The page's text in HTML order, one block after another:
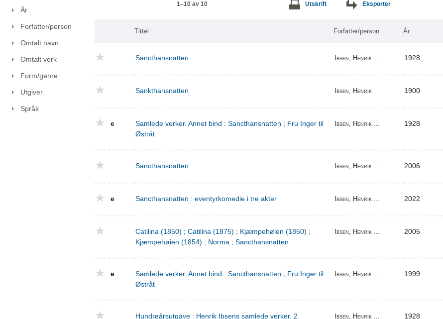
År
Forfatter/person
Omtalt navn
Omtalt verk
Form/genre
Utgiver
Språk
1–10 av 10 Utskrift Eksporter
Tittel Forfatter/person År
Sancthansnatten Ibsen, Henrik ... 1928
Sankthansnatten Ibsen, Henrik 1900
e
Samlede verker. Annet bind : Sancthansnatten ; Fru Inger til
Østråt
Ibsen, Henrik ... 1928
Sancthansnatten Ibsen, Henrik ... 2006
e Sancthansnatten : eventyrkomedie i tre akter Ibsen, Henrik ... 2022
Catilina (1850) ; Catilina (1875) ; Kjæmpehøien (1850) ;
Kjæmpehøien (1854) ; Norma ; Sancthansnatten
Ibsen, Henrik ... 2005
e
Samlede verker. Annet bind : Sancthansnatten ; Fru Inger til
Østråt
Ibsen, Henrik ... 1999
Hundreårsutgave : Henrik Ibsens samlede verker. 2 Ibsen, Henrik ... 1928